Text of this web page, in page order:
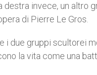
destra invece, un
di Pierre Le Gros.
i due gruppi scultorei
la vita come una